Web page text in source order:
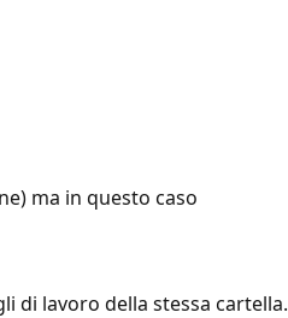
ma in questo caso
di lavoro della stessa cartella.